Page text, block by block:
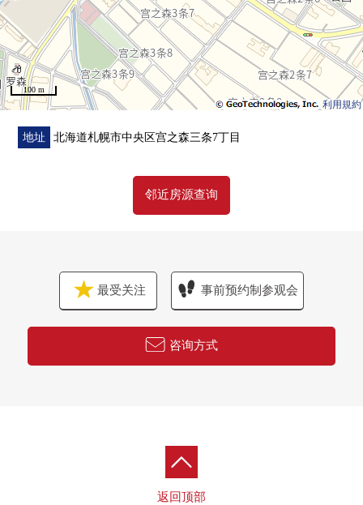
0 到幸运的山旁边商店步行5分钟(约380m)
0 到3条全家便利店札幌神社的森店步行3分钟(约210m)
0 到神社的森小学步行4分钟(约260m)
利用規約
100 m
地址 北海道札幌市中央区宫之森三条7丁目
邻近房源查询
最受关注 事前预约制参观会
咨询方式
返回顶部